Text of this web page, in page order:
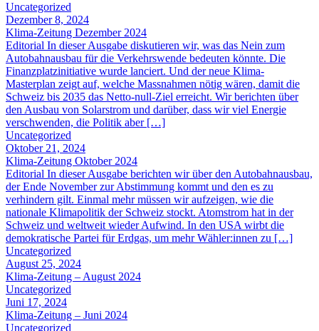
Uncategorized
Dezember 8, 2024
Klima-Zeitung Dezember 2024
Editorial In dieser Ausgabe diskutieren wir, was das Nein zum
Autobahnausbau für die Verkehrswende bedeuten könnte. Die
Finanzplatzinitiative wurde lanciert. Und der neue Klima-
Masterplan zeigt auf, welche Massnahmen nötig wären, damit die
Schweiz bis 2035 das Netto-null-Ziel erreicht. Wir berichten über
den Ausbau von Solarstrom und darüber, dass wir viel Energie
verschwenden, die Politik aber […]
Uncategorized
Oktober 21, 2024
Klima-Zeitung Oktober 2024
Editorial In dieser Ausgabe berichten wir über den Autobahnausbau,
der Ende November zur Abstimmung kommt und den es zu
verhindern gilt. Einmal mehr müssen wir aufzeigen, wie die
nationale Klimapolitik der Schweiz stockt. Atomstrom hat in der
Schweiz und weltweit wieder Aufwind. In den USA wirbt die
demokratische Partei für Erdgas, um mehr Wähler:innen zu […]
Uncategorized
August 25, 2024
Klima-Zeitung – August 2024
Uncategorized
Juni 17, 2024
Klima-Zeitung – Juni 2024
Uncategorized